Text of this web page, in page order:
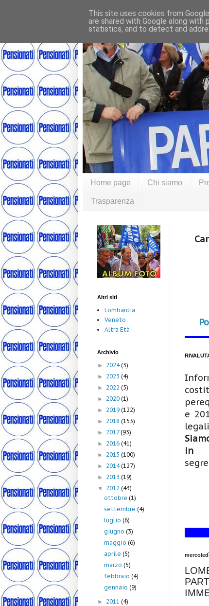
Home page Chi siamo
Trasparenza
e
in
Altri siti
Lombardia
Veneto
Altra Età
Archivio
► 2024(3)
► 2023 (4)
► 2022 (5)
► 2020 (1)
► 2019 (122)
► 2018 (153)
► 2017(93)
► 2016 (41)
► 2015 (100)
► 2014(127)
► 2013 (19)
▼ 2012 (43)
ottobre(1)
settembre(4)
luglio(6)
giugno(3)
maggio(6)
aprile(5)
marzo(5)
febbraio(4)
gennaio(9)
► 2011 (4)
This site uses cookies from
are shared with Google along
statistics, and to detect and